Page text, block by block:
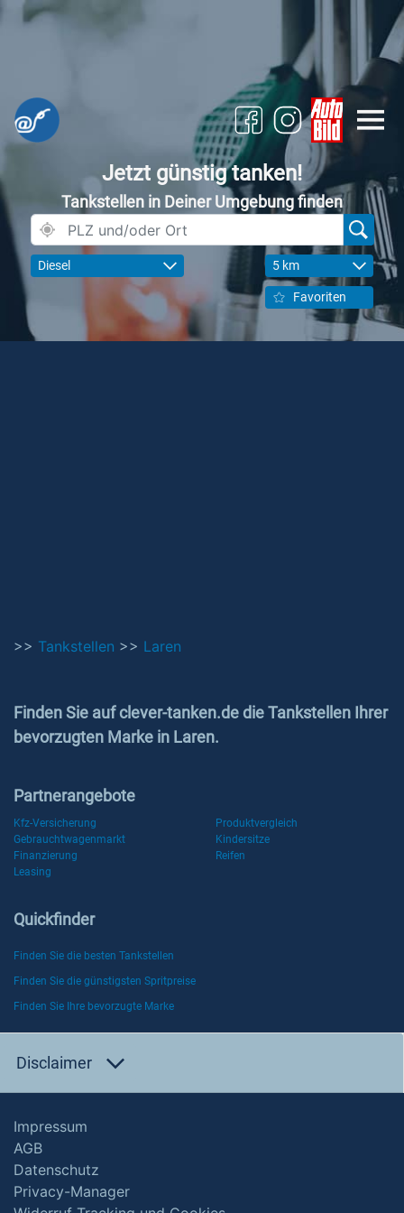
Jetzt günstig tanken!
Tankstellen in Deiner Umgebung finden
Diesel 5 km
Favoriten
>> Tankstellen >> Laren
Finden Sie auf clever-tanken.de die Tankstellen Ihrer
bevorzugten Marke in Laren.
Partnerangebote
Kfz-Versicherung
Produktvergleich
Gebrauchtwagenmarkt
Kindersitze
Finanzierung
Reifen
Leasing
Quickfinder
Finden Sie die besten Tankstellen
Finden Sie die günstigsten Spritpreise
Finden Sie Ihre bevorzugte Marke
Disclaimer
Impressum
AGB
Datenschutz
Privacy-Manager